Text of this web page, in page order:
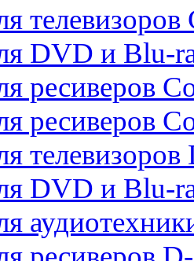
телевизоров
DVD и Blu-
ресиверов
ресиверов
телевизоров
DVD и Blu-